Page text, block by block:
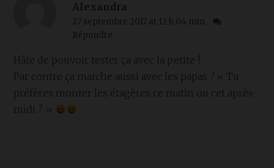
Alexandra
27 septembre 2017 at 12 h 04 min
Répondre
Hâte de pouvoir tester ça avec la petite !
Par contre ça marche aussi avec les papas ? « Tu
préfères monter les étagères ce matin ou cet après-
midi ? »